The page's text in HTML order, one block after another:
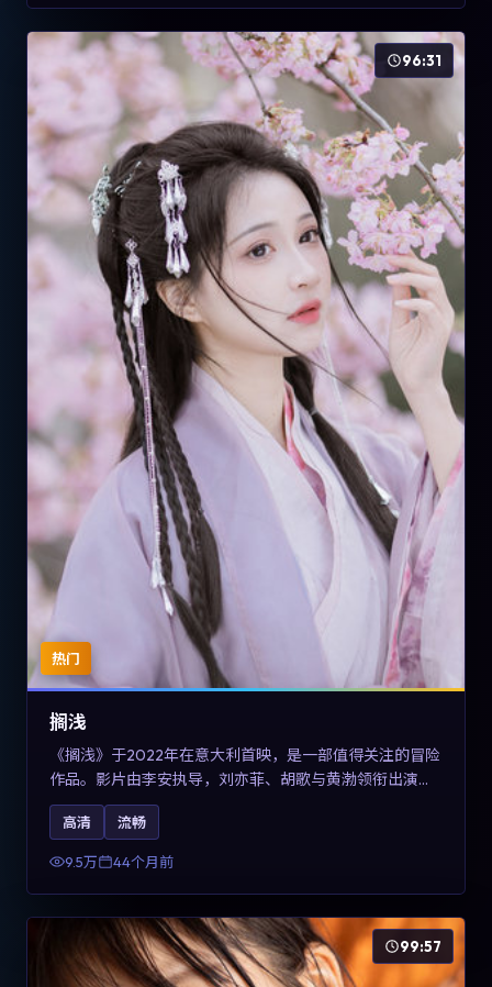
热门
96:31
搁浅
《搁浅》于2022年在意大利首映，是一部值得关注的冒险
作品。影片由李安执导，刘亦菲、胡歌与黄渤领衔出演。
剧情用喜剧外壳包裹对现实规则的温和反讽，整体完成度
高，适合希望了解意大利冒险类型创作的观众在线观看。
高清 流畅
9.5万 44个月前
99:57